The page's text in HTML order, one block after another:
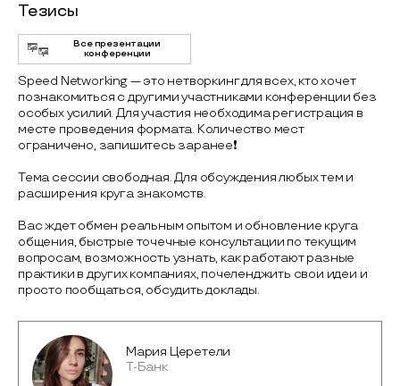
Тезисы
Все презентации
конференции
Speed Networking — это нетворкинг для всех, кто хочет
познакомиться с другими участниками конференции без
особых усилий. Для участия необходима регистрация в
месте проведения формата. Количество мест
ограничено, запишитесь заранее❗️
Тема сессии свободная. Для обсуждения любых тем и
расширения круга знакомств.
Вас ждет обмен реальным опытом и обновление круга
общения, быстрые точечные консультации по текущим
вопросам, возможность узнать, как работают разные
практики в других компаниях, почеленджить свои идеи и
просто пообщаться, обсудить доклады.
Мария Церетели
Т-Банк